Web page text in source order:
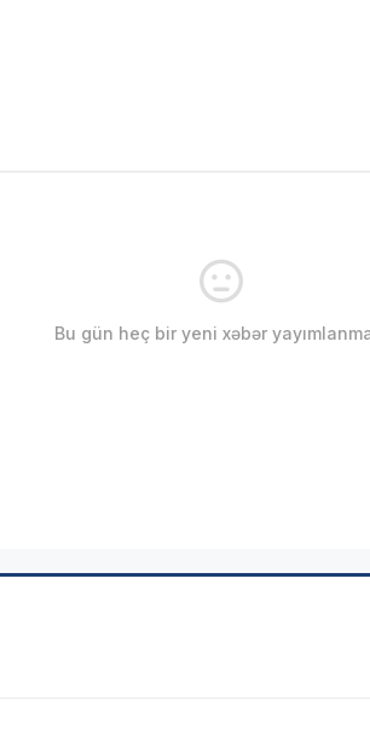
Bu gün heç bir yeni xəbər